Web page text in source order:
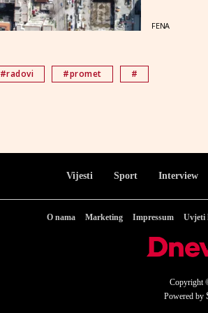
FENA
#radovi #promet #
Vijesti Sport Interview
O nama Marketing Impressum Uvjeti
Copyright
Powered by